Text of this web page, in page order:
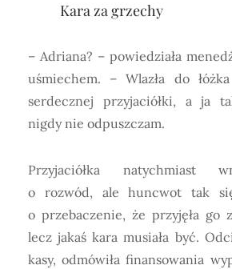
Kara za grzechy
– Adriana? – powiedziała
uśmiechem. – Wlazła do
serdecznej przyjaciółki, a ja
nigdy nie odpuszczam.
Przyjaciółka natychmiast
o rozwód, ale huncwot tak
o przebaczenie, że przyjęła go
lecz jakaś kara musiała być.
kasy, odmówiła finansowania